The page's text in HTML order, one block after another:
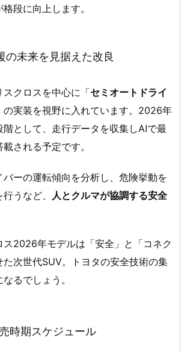
段に向上します。
の未来を見据えた改良
スクロスを中心に「セミオートドライ
の実装を視野に入れています。2026年
階として、走行データを収集しAIで最
される予定です。
バーの運転傾向を分析し、危険挙動を
うなど、
人とクルマが協調する安全
ス2026年モデルは「安全」と「コネク
た次世代SUV。トヨタの安全技術の集
るでしょう。
時期スケジュール